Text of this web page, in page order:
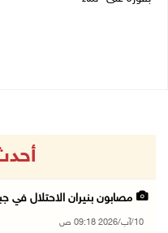
مصابون بنيران الاحتلال في
10/آب/2026 09:18 ص